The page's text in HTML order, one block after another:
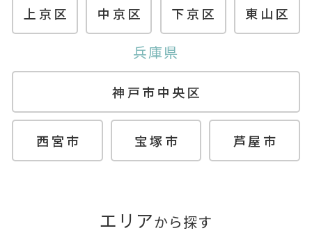
上京区 中京区 下京区 東山区
兵庫県
神戸市中央区
西宮市 宝塚市 芦屋市
エリアから探す